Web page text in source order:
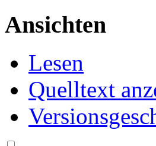
Ansichten
Lesen
Quelltext